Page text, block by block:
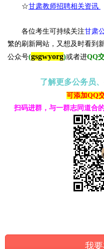
☆甘肃教师招聘相关资讯
各位考生可持续关注甘肃
繁的刷新网站，又想及时看到
公众号(gsgwyorg)或者进QQ
了解更多公务员
可添加QQ
扫码进群，与一群志同道合
我